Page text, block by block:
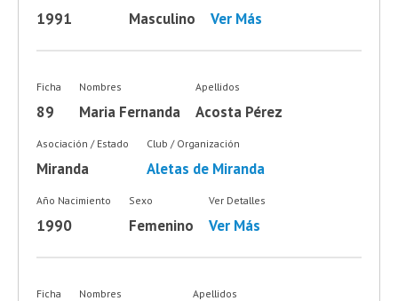
1991 Masculino Ver Más
Ficha
89
Nombres
Maria Fernanda
Apellidos
Acosta Pérez
Asociación / Estado
Miranda
Club / Organización
Aletas de Miranda
Año Nacimiento
1990
Sexo
Femenino
Ver Detalles
Ver Más
Ficha Nombres Apellidos